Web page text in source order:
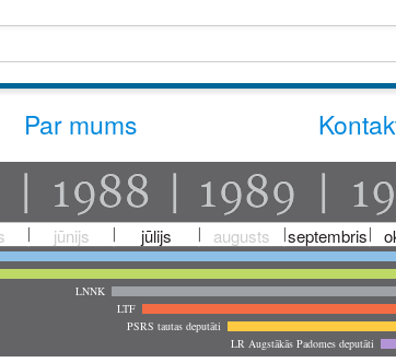
Par mums
jūnijs jūlijs augusts septembris
LNNK
LTF
PSRS tautas deputāti
LR Augstākās Padomes deputāti